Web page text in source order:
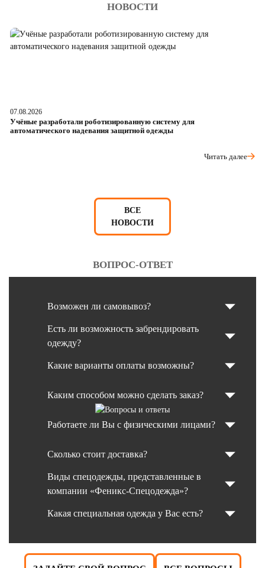
НОВОСТИ
07.08.2026
Учёные разработали роботизированную систему для
автоматического надевания защитной одежды
Читать далее
ВСЕ
НОВОСТИ
ВОПРОС-ОТВЕТ
Возможен ли самовывоз?
Есть ли возможность забрендировать
одежду?
Какие варианты оплаты возможны?
Каким способом можно сделать заказ?
Работаете ли Вы с физическими лицами?
Сколько стоит доставка?
Виды спецодежды, представленные в
компании «Феникс-Спецодежда»?
Какая специальная одежда у Вас есть?